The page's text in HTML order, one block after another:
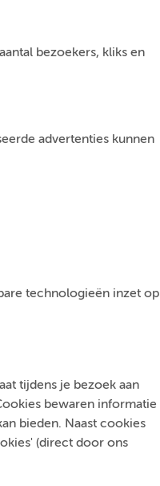
bezoekers, kliks en
advertenties kunnen
technologieën inzet op
tijdens je bezoek aan
bewaren informatie
bieden. Naast cookies
(direct door ons